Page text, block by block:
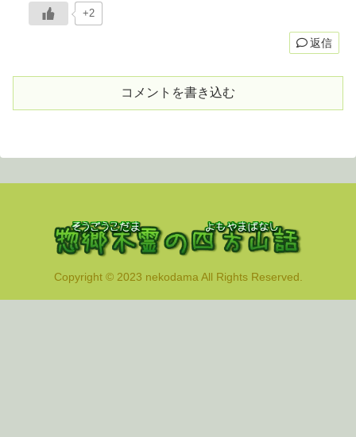
+2
返信
コメントを書き込む
Copyright © 2023 nekodama All Rights Reserved.